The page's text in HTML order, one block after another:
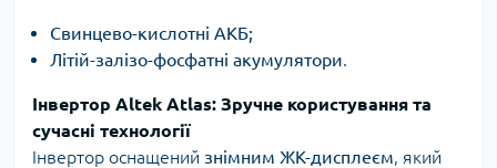
Свинцево-кислотні АКБ;
Літій-залізо-фосфатні акумулятори
Інвертор Altek Atlas: Зручне користування та
сучасні технології
Інвертор оснащений знімним ЖК-дисплеєм , який